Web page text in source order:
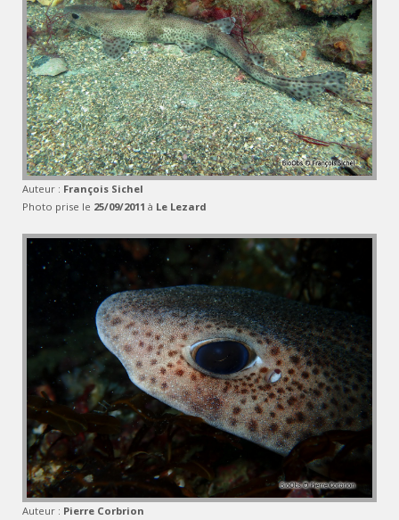
Auteur : François Sichel
Photo prise le 25/09/2011 à Le Lezard
Auteur : Pierre Corbrion